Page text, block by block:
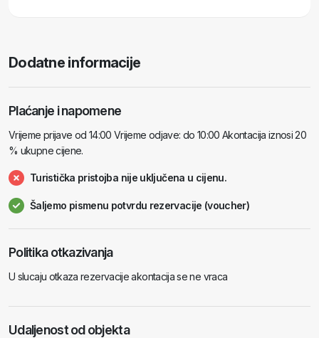
Dodatne informacije
Plaćanje i napomene
Vrijeme prijave od 14:00 Vrijeme odjave: do 10:00 Akontacija iznosi 20
% ukupne cijene.
Turistička pristojba nije uključena u cijenu.
Šaljemo pismenu potvrdu rezervacije (voucher)
Politika otkazivanja
U slucaju otkaza rezervacije akontacija se ne vraca
Udaljenost od objekta